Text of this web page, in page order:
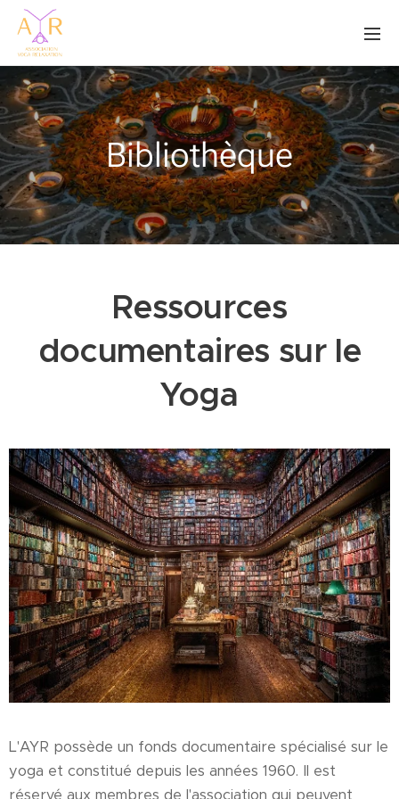
Bibliothèque
Ressources
documentaires sur le
Yoga
L'AYR possède un fonds documentaire spécialisé sur le
yoga et constitué depuis les années 1960. Il est
réservé aux membres de l'association qui peuvent